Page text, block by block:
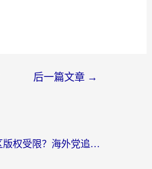
后一篇文章 →
央视影音当前地区版权受限？海外党追剧看片的终极解决方案来了